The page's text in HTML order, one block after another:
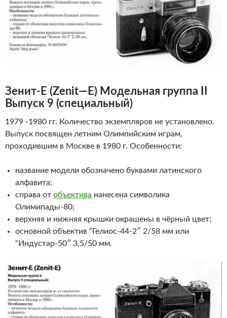
Зенит-Е (Zenit— E) Модельная группа II
Выпуск 9 (специальный)
1979 -1980 гг. Количество экземпляров не установлено.
Выпуск посвящен летним Олимпийским играм,
проходившим в Москве в 1980 г. Особенности:
название модели обозначено буквами латинского
алфавита;
справа от объектива нанесена символика
Олимипады-80;
верхняя и нижняя крышки окрашены в чёрный цвет;
основной объектив “Гелиос-44-2″ 2/58 мм или
“Индустар-50″ 3,5/50 мм.